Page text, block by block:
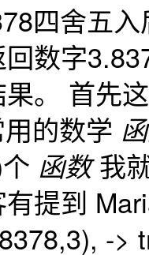
四舍五入
数字
。 首先
的数学
函数我
提到
->